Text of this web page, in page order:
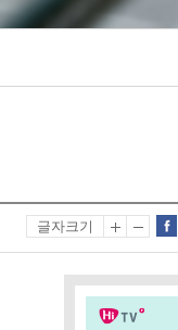
글자크기